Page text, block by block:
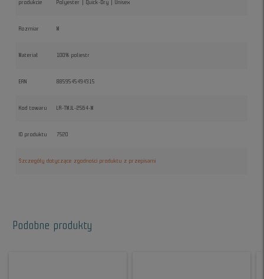
produkcie Polyester | Quick-Dry | Unisex
Rozmiar M
Materiał 100% poliestr
EAN 8859545494315
Kod towaru LR-TMJL-2564-M
ID produktu 7520
Szczegóły dotyczące zgodności produktu z przepisami
Podobne produkty